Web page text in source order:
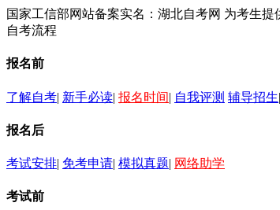
国家工信部网站备案实名：湖北自考网 为考生
自考流程
报名前
了解自考| 新手必读| 报名时间| 自我评测 辅导招生|
报名后
考试安排| 免考申请| 模拟真题| 网络助学
考试前